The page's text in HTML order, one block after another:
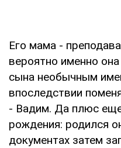
Его мама -
вероятно именно
сына необычным
впоследствии
- Вадим. Да плюс
рождения: родился
документах затем